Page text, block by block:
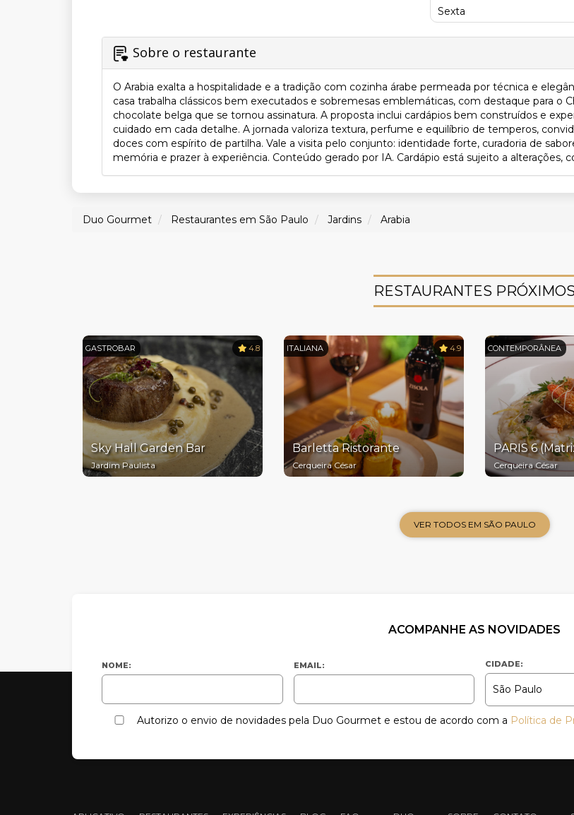
Sexta
Sobre o restaurante
O Arabia exalta a hospitalidade e a tradição com cozinha árabe permeada por técnica e
casa trabalha clássicos bem executados e sobremesas emblemáticas, com destaque para o
chocolate belga que se tornou assinatura. A proposta inclui cardápios bem construídos e
cuidado em cada detalhe. A jornada valoriza textura, perfume e equilíbrio de temperos,
doces com espírito de partilha. Vale a visita pelo conjunto: identidade forte, curadoria de
memória e prazer à experiência. Conteúdo gerado por IA. Cardápio está sujeito a alterações,
Duo Gourmet Restaurantes em São Paulo Jardins Arabia
RESTAURANTES PRÓXIMOS
GASTROBAR 4.8
Sky Hall Garden Bar
Jardim Paulista
ITALIANA 4.9
Barletta Ristorante
Cerqueira César
CONTEMPORÂNEA
PARIS 6
Cerqueira César
VER TODOS EM SÃO PAULO
ACOMPANHE AS NOVIDADES
NOME: EMAIL: CIDADE:
Autorizo o envio de novidades pela Duo Gourmet e estou de acordo com a Política de